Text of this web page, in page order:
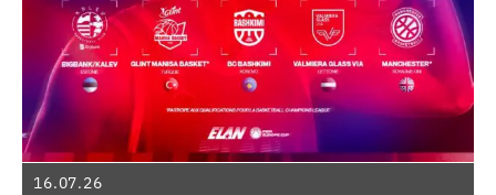
16.07.26